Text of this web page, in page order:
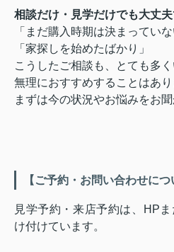
相談だけ・見学だけでも大丈夫
「まだ購入時期は決まっていな
「家探しを始めたばかり」
こうしたご相談も、とても多く
無理におすすめすることはあり
まずは今の状況やお悩みをお聞
【ご予約・お問い合わせにつ
見学予約・来店予約は、HP
け付けています。